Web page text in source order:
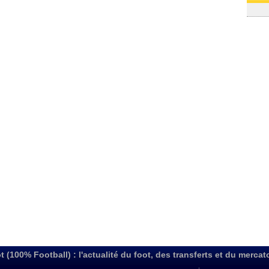
(100% Football) : l'actualité du foot, des transferts et du